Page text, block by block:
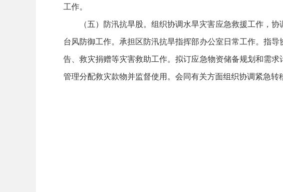
工作。
（五）防汛抗旱股。组织协调水旱灾害应急救援工作，
台风防御工作。承担区防汛抗旱指挥部办公室日常工作。指
告、救灾捐赠等灾害救助工作。拟订应急物资储备规划和需
管理分配救灾款物并监督使用。会同有关方面组织协调紧急